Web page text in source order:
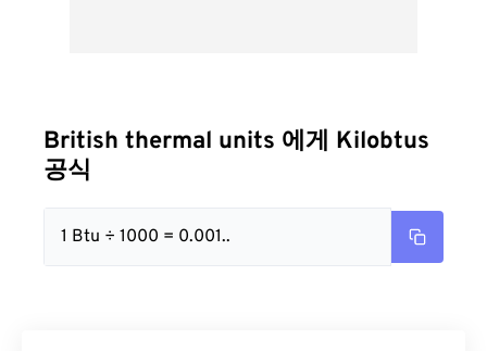
British thermal units 에게 Kilobtus
공식
1 Btu ÷ 1000 = 0.001..